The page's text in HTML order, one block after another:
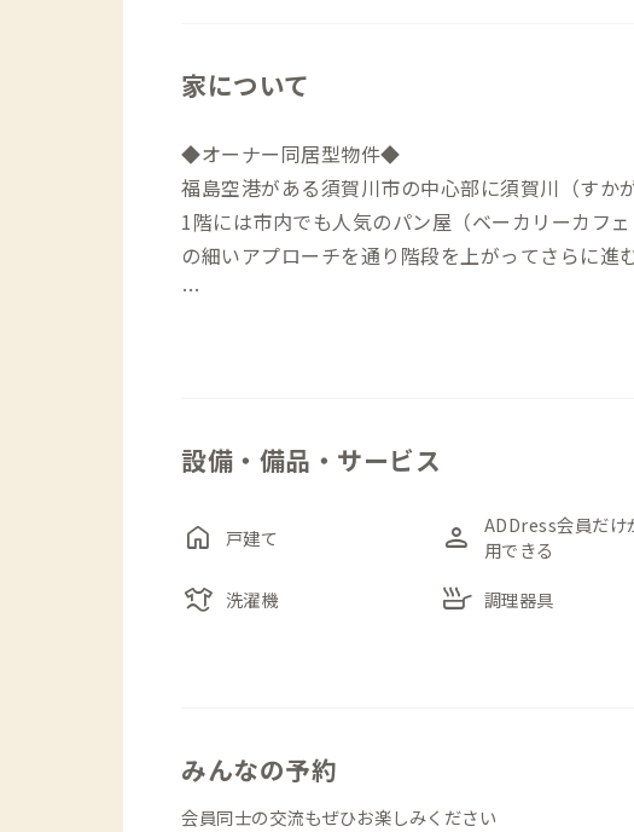
家について
◆オーナー同居型物件◆
福島空港がある須賀川市の中心部に須賀川（すか
1階には市内でも人気のパン屋（ベーカリーカフ
の細いアプローチを通り階段を上がってさらに進
い時は畳スペースや、3階にあるインナーバルコニ
してください。
作業場所を変えたいときは須賀川市民交流センタ
設ですが、眺めのいいテラス席や本棚に囲まれ
設備・備品・サービス
home 戸建て person
ADDress会員だけ
用できる
laundry 洗濯機 skillet 調理器具
みんなの予約
会員同士の交流もぜひお楽しみください